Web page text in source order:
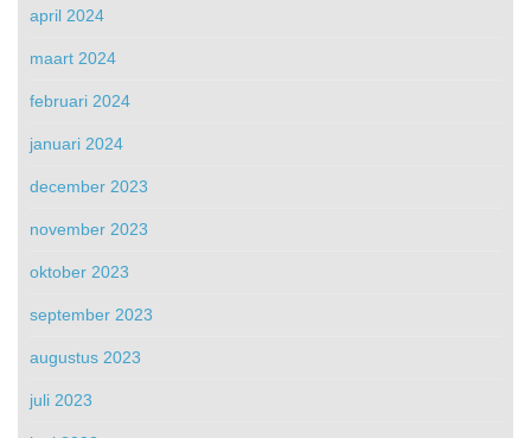
april 2024
maart 2024
februari 2024
januari 2024
december 2023
november 2023
oktober 2023
september 2023
augustus 2023
juli 2023